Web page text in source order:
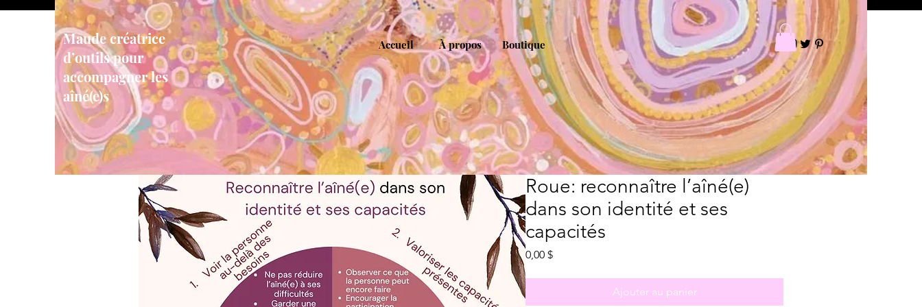
Maude créatrice
d’outils pour
accompagner les
aîné(e)s
Accueil À propos Boutique
Roue: reconnaître l’aîné(e)
dans son identité et ses
capacités
0,00 $Prix
Ajouter au panier